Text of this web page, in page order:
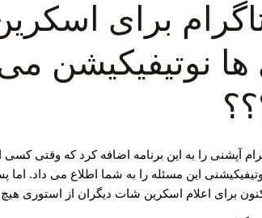
برای
ها نوتیفیکیشن
اینستاگرام آپشنی را به این برنامه اضافه کرد که
این مسئله را به شما اطلاع می داد. اما
برای اعلام اسکرین شات دیگران از استوری